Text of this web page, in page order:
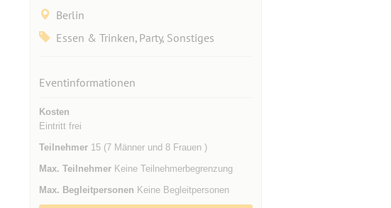
Berlin
Essen & Trinken, Party, Sonstiges
Eventinformationen
Kosten
Eintritt frei
Teilnehmer15 (7 Männer und 8 Frauen )
Max. TeilnehmerKeine Teilnehmerbegrenzung
Max. Begleitpersonen Keine Begleitpersonen